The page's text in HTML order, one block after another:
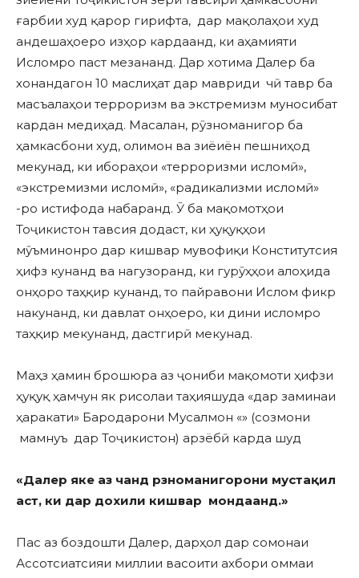
ғарбии худ қарор гирифта, дар мақолаҳои худ
андешаҳоеро изҳор кардаанд, ки аҳамияти
Исломро паст мезананд. Дар хотима Далер ба
хонандагон 10 маслиҳат дар мавриди чӣ тавр ба
масъалаҳои терроризм ва экстремизм муносибат
кардан медиҳад. Масалан, рӯзноманигор ба
ҳамкасбони худ, олимон ва зиёиён пешниҳод
мекунад, ки ибораҳои «терроризми исломӣ»,
«экстремизми исломӣ», «радикализми исломӣ»
-ро истифода набаранд. Ӯ ба мақомотҳои
Тоҷикистон тавсия додаст, ки ҳуқуқҳои
мӯъминонро дар кишвар мувофиқи Конститутсия
ҳифз кунанд ва нагузоранд, ки гурӯҳҳои алоҳида
онҳоро таҳқир кунанд, то пайравони Ислом фикр
накунанд, ки давлат онҳоеро, ки дини исломро
таҳқир мекунанд, дастгирӣ мекунад.
Маҳз ҳамин брошюра аз ҷониби мақомоти ҳифзи
ҳуқуқ ҳамчун як рисолаи таҳияшуда «дар заминаи
ҳаракати» Бародарони Мусалмон «» (созмони
мамнуъ дар Тоҷикистон) арзёбӣ карда шуд
«Далер яке аз чанд рзноманигорони мустақил
аст, ки дар дохили кишвар мондаанд.»
Пас аз боздошти Далер, дарҳол дар сомонаи
Ассотсиатсияи миллии васоити ахбори оммаи